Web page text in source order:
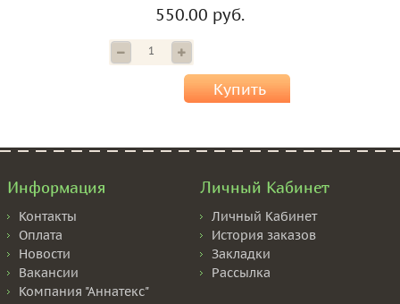
550.00 руб.
Купить
Информация
Контакты
Оплата
Новости
Вакансии
Компания "Аннатекс"
Личный Кабинет
Личный Кабинет
История заказов
Закладки
Рассылка